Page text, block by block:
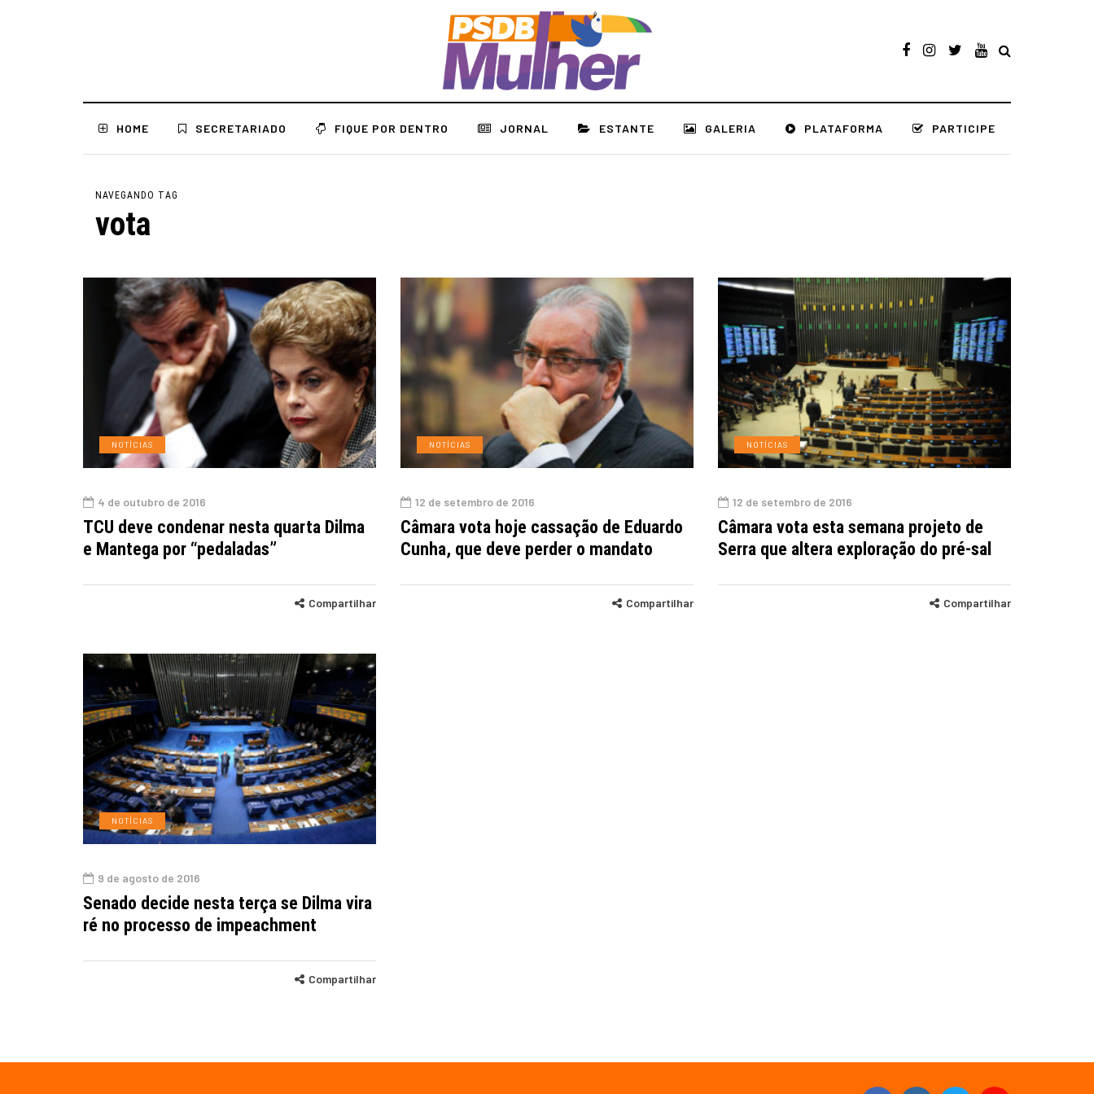
HOME SECRETARIADO FIQUE POR DENTRO JORNAL ESTANTE GALERIA PLATAFORMA PARTICIPE
NAVEGANDO TAG
vota
NOTÍCIAS
4 de outubro de 2016
TCU deve condenar nesta quarta Dilma
e Mantega por “pedaladas”
Compartilhar
NOTÍCIAS
12 de setembro de 2016
Câmara vota hoje cassação de Eduardo
Cunha, que deve perder o mandato
Compartilhar
NOTÍCIAS
12 de setembro de 2016
Câmara vota esta semana projeto de
Serra que altera exploração do pré-sal
Compartilhar
NOTÍCIAS
9 de agosto de 2016
Senado decide nesta terça se Dilma vira
ré no processo de impeachment
Compartilhar